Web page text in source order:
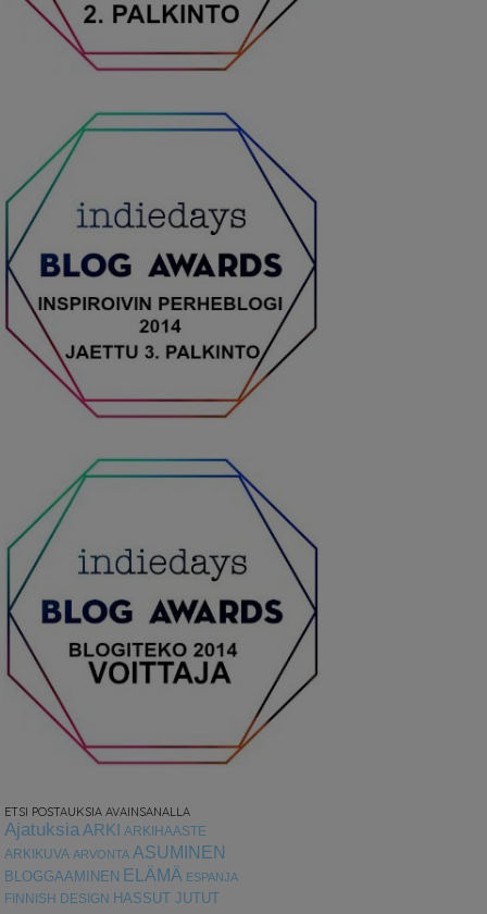
ETSI POSTAUKSIA AVAINSANALLA
Ajatuksia ARKI ARKIHAASTE
ARKIKUVA ARVONTA ASUMINEN
BLOGGAAMINEN ELÄMÄ ESPANJA
FINNISH DESIGN HASSUT JUTUT